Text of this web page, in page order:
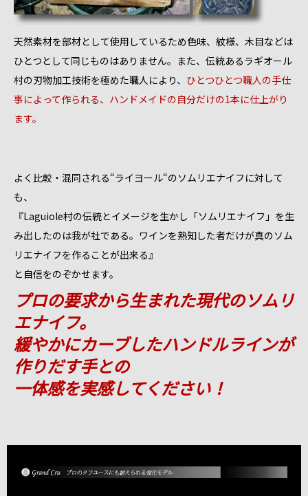
天然素材を部材として使用しているため色味、紋様、木目などは
ひとつとして同じものはありません。また、伝統あるラギオール
村の刃物加工技術を極めた職人により、 ひとつひとつ職人の手仕
事によって作られる、ハンドメイドの自分だけの1本に仕上がり
ます。
よく比較・混同される“ライヨール“のソムリエナイフに対して
も、
『Laguiole村の伝統とイメージを生かし「ソムリエナイフ」を生
み出したのは我が社である。ワインを熟知した者だけが真のソム
リエナイフを作ることが出来る』
と自信をのぞかせます。
プロの要求から生まれた現代のソムリ
エナイフ。
緩やかにカーブしたハンドルラインが
作りだす手との
一体感を実感してください！